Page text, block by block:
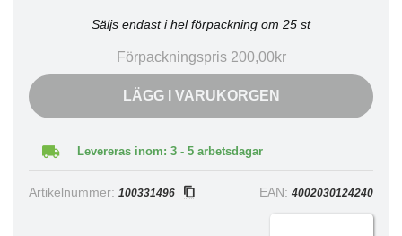
Säljs endast i hel förpackning om 25 st
Förpackningspris 200,00kr
LÄGG I VARUKORGEN
Levereras inom: 3 - 5 arbetsdagar
Artikelnummer: 100331496 EAN: 4002030124240